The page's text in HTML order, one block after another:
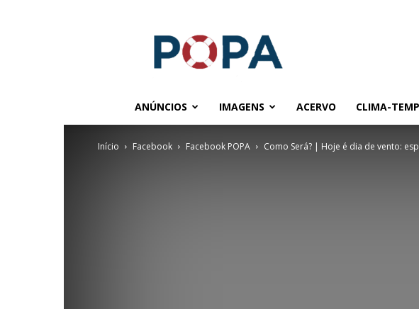
ANÚNCIOS IMAGENS ACERVO CLIMA-
Início Facebook Facebook POPA Como Será? | Hoje é dia de vento: